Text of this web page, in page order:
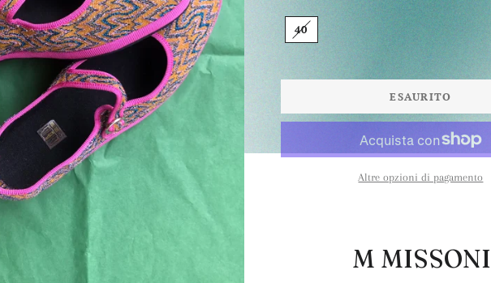
40
ESAURITO
Altre opzioni di pagamento
M MISSONI